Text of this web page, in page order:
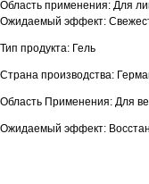
Область применения: Для
Ожидаемый эффект:
Тип продукта: Гель
Страна производства:
Область Применения: Для
Ожидаемый эффект: